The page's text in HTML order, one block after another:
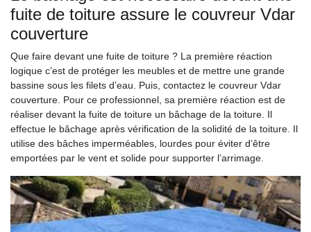
fuite de toiture assure le couvreur Vdar
couverture
Que faire devant une fuite de toiture ? La première réaction
logique c’est de protéger les meubles et de mettre une grande
bassine sous les filets d’eau. Puis, contactez le couvreur Vdar
couverture. Pour ce professionnel, sa première réaction est de
réaliser devant la fuite de toiture un bâchage de la toiture. Il
effectue le bâchage après vérification de la solidité de la toiture. Il
utilise des bâches imperméables, lourdes pour éviter d’être
emportées par le vent et solide pour supporter l’arrimage.